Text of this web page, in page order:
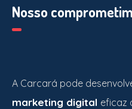
Nosso
A Carcará pode
marketing digital eficaz